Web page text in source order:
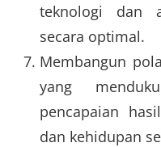
teknologi dan
secara optimal.
Membangun
yang
pencapaian
dan kehidupan